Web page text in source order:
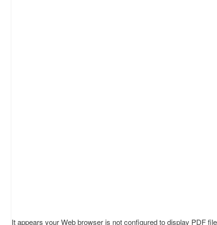
It appears your Web browser is not configured to display PDF